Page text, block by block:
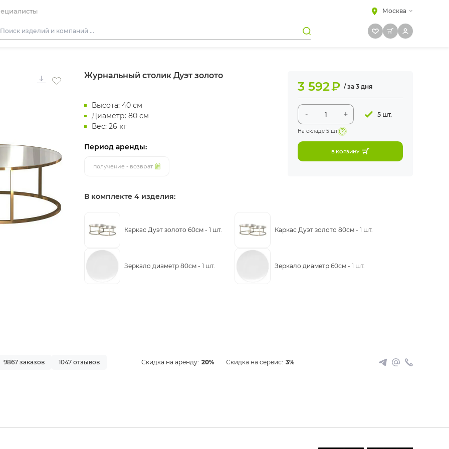
Москва
Фуршетная мебель
Барная мебель
Журнальный столик Дуэт золото
Высота: 40 см
Диаметр: 80 см
Вес: 26 кг
Период аренды:
получение - возврат
3 592₽ / за 3 дня
- + 5 шт.
На складе 5 шт
В КОРЗИНУ
В комплекте 4 изделия:
Каркас Дуэт золото 60см - 1 шт. Каркас Дуэт золото 80см - 1 шт.
Зеркало диаметр 80см - 1 шт. Зеркало диаметр 60см - 1 шт.
9867 заказов 1047 отзывов Скидка на аренду: 20% Скидка на сервис: 3%